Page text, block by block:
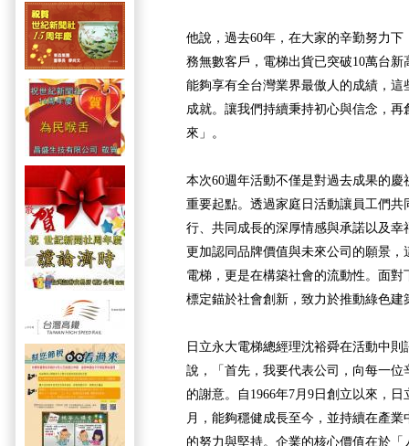
他說，過去60年，在大家的辛勤努力
務無數客戶，電梯出貨已突破10萬台
能夠享有全台灣業界最傲人的成績，
成就。讓我們持續秉持初心與信念，
來」。
本次60週年活動不僅是對過去成果的
重要起點。透過家庭日活動讓員工們
行、共同成長的深厚情感與承諾以及
更加認同品牌價值與未來公司的願景
電梯，更是在構築社會的流動性。面
標定錨於社會創新，致力於推動綠色建
日立永大電梯總經理沈裕舜在活動中
說，「首先，我要代表公司，向每一
的謝意。自1966年7月9日創立以來，
月，能夠穩健成長至今，並持續在產
的努力與堅持。企業的核心價值在於